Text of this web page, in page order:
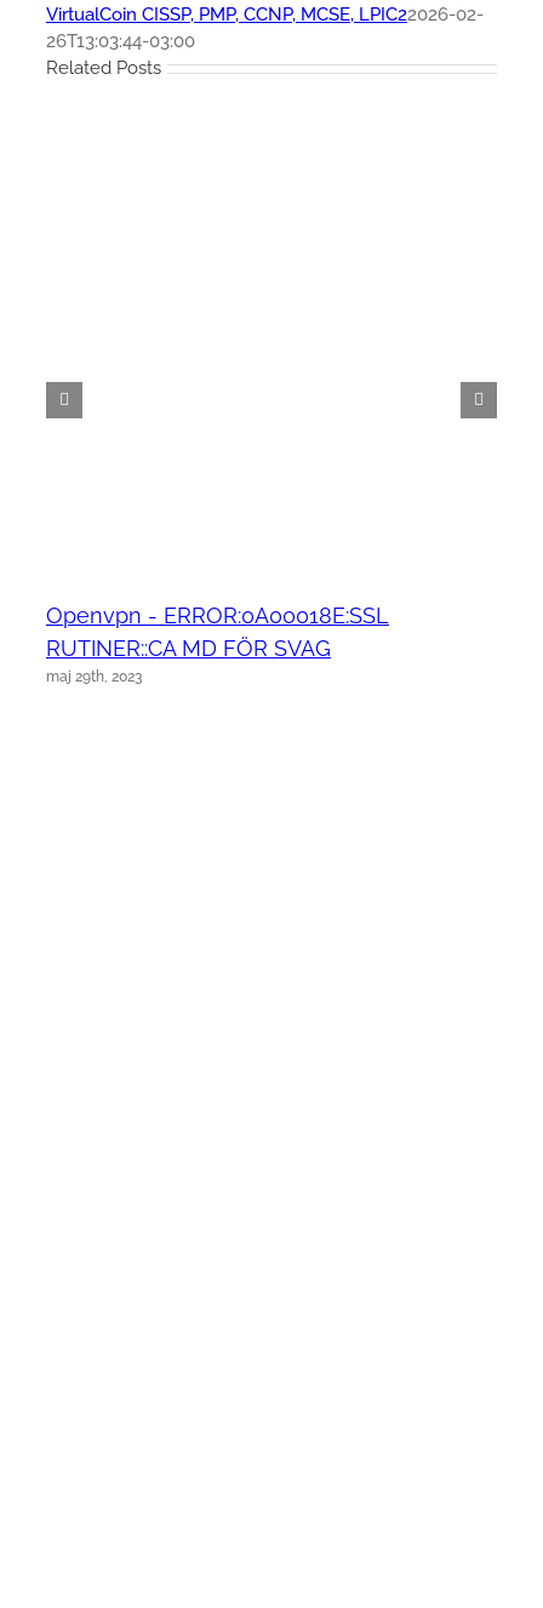
VirtualCoin CISSP, PMP, CCNP, MCSE, LPIC22026-02-
26T13:03:44-03:00
Related Posts
Openvpn - ERROR:0A00018E:SSL
RUTINER::CA MD FÖR SVAG
maj 29th, 2023